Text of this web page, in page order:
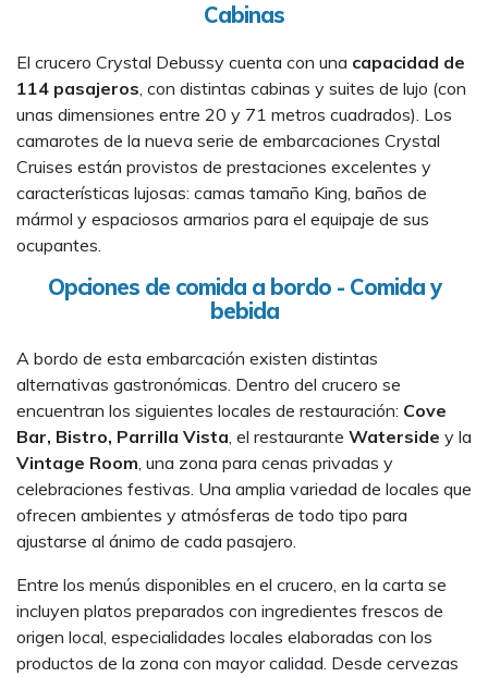
Cabinas
El crucero Crystal Debussy cuenta con una capacidad de
114 pasajeros, con distintas cabinas y suites de lujo (con
unas dimensiones entre 20 y 71 metros cuadrados). Los
camarotes de la nueva serie de embarcaciones Crystal
Cruises están provistos de prestaciones excelentes y
características lujosas: camas tamaño King, baños de
mármol y espaciosos armarios para el equipaje de sus
ocupantes.
Opciones de comida a bordo - Comida y
bebida
A bordo de esta embarcación existen distintas
alternativas gastronómicas. Dentro del crucero se
encuentran los siguientes locales de restauración: Cove
Bar, Bistro, Parrilla Vista, el restaurante Waterside y la
Vintage Room, una zona para cenas privadas y
celebraciones festivas. Una amplia variedad de locales que
ofrecen ambientes y atmósferas de todo tipo para
ajustarse al ánimo de cada pasajero.
Entre los menús disponibles en el crucero, en la carta se
incluyen platos preparados con ingredientes frescos de
origen local, especialidades locales elaboradas con los
productos de la zona con mayor calidad. Desde cervezas